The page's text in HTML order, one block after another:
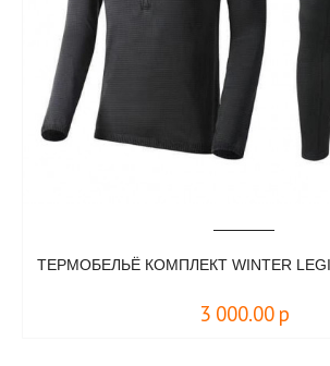
ТЕРМОБЕЛЬЁ КОМПЛЕКТ WINTER
3 000.00 р